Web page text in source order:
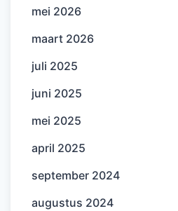
mei 2026
maart 2026
juli 2025
juni 2025
mei 2025
april 2025
september 2024
augustus 2024